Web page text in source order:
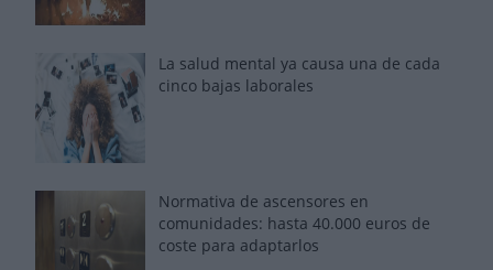
La salud mental ya causa una de cada
cinco bajas laborales
Normativa de ascensores en
comunidades: hasta 40.000 euros de
coste para adaptarlos